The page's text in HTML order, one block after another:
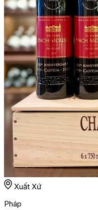
Xuất Xứ
Pháp